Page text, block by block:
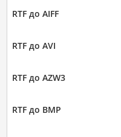
RTF до AIFF
RTF до AVI
RTF до AZW3
RTF до BMP